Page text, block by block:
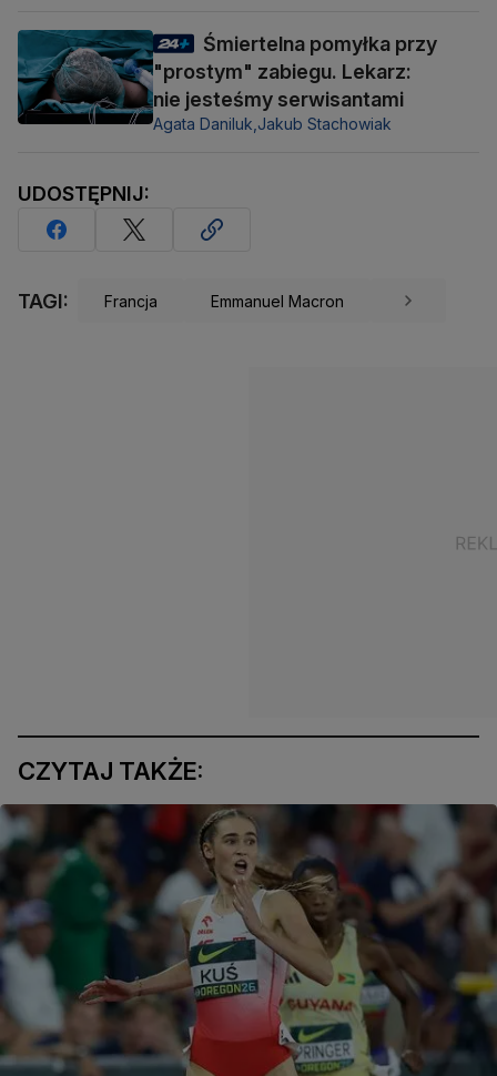
Śmiertelna pomyłka przy
"prostym" zabiegu. Lekarz:
nie jesteśmy serwisantami
Agata Daniluk,Jakub Stachowiak
UDOSTĘPNIJ:
TAGI: Francja Emmanuel Macron
CZYTAJ TAKŻE: